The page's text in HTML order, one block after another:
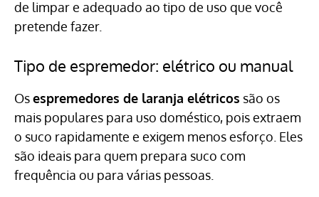
de limpar e adequado ao tipo de uso que você
pretende fazer.
Tipo de espremedor: elétrico ou manual
Osespremedores de laranja elétricos são os
mais populares para uso doméstico, pois extraem
o suco rapidamente e exigem menos esforço. Eles
são ideais para quem prepara suco com
frequência ou para várias pessoas.